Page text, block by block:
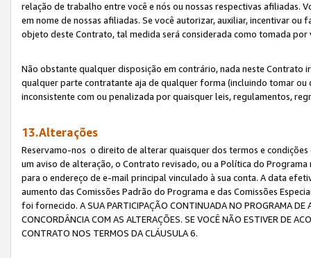
relação de trabalho entre você e nós ou nossas respectivas afiliadas.
em nome de nossas afiliadas. Se você autorizar, auxiliar, incentivar
objeto deste Contrato, tal medida será considerada como tomada por
Não obstante qualquer disposição em contrário, nada neste
qualquer parte contratante aja de qualquer forma (incluindo tomar ou
inconsistente com ou penalizada por quaisquer leis, regulamentos,
13.Alterações
Reservamo-nos o direito de alterar quaisquer dos termos e
um aviso de alteração, o Contrato revisado, ou a Política do
para o endereço de e-mail principal vinculado à sua conta. A data
aumento das Comissões Padrão do Programa e das Comissões
foi fornecido. A SUA PARTICIPAÇÃO CONTINUADA NO PROGRAMA DE
CONCORDÂNCIA COM AS ALTERAÇÕES. SE VOCÊ NÃO ESTIVER DE
CONTRATO NOS TERMOS DA CLÁUSULA 6.